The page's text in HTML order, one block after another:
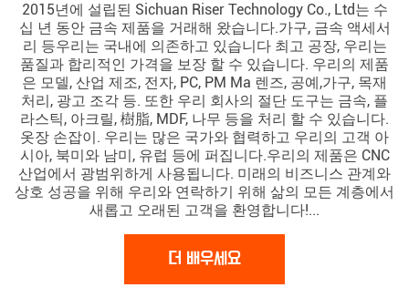
2015년에 설립된 Sichuan Riser Technology Co., Ltd는 수
십 년 동안 금속 제품을 거래해 왔습니다.가구, 금속 액세서
리 등우리는 국내에 의존하고 있습니다 최고 공장, 우리는
품질과 합리적인 가격을 보장 할 수 있습니다. 우리의 제품
은 모델, 산업 제조, 전자, PC, PM Ma 렌즈, 공예,가구, 목재
처리, 광고 조각 등. 또한 우리 회사의 절단 도구는 금속, 플
라스틱, 아크릴, 樹脂, MDF, 나무 등을 처리 할 수 있습니다.
옷장 손잡이. 우리는 많은 국가와 협력하고 우리의 고객 아
시아, 북미와 남미, 유럽 등에 퍼집니다.우리의 제품은 CNC
산업에서 광범위하게 사용됩니다. 미래의 비즈니스 관계와
상호 성공을 위해 우리와 연락하기 위해 삶의 모든 계층에서
새롭고 오래된 고객을 환영합니다!...
더 배우세요